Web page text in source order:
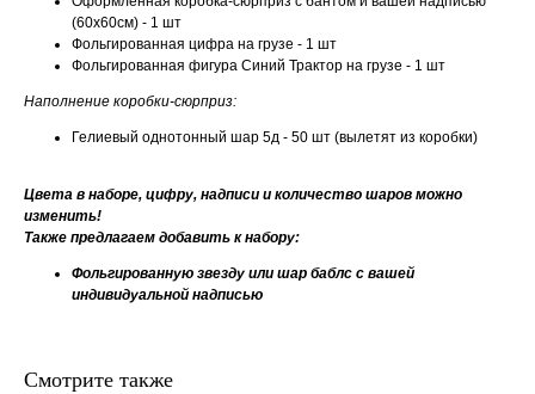
(60х60см) - 1 шт
Фольгированная цифра на грузе - 1 шт
Фольгированная фигура Синий Трактор на грузе - 1 шт
Наполнение коробки-сюрприз:
Гелиевый однотонный шар 5д - 50 шт (вылетят из коробки)
Цвета в наборе, цифру, надписи и количество шаров можно
изменить!
Также предлагаем добавить к набору:
Фольгированную звезду или шар баблс с вашей
индивидуальной надписью
Смотрите также